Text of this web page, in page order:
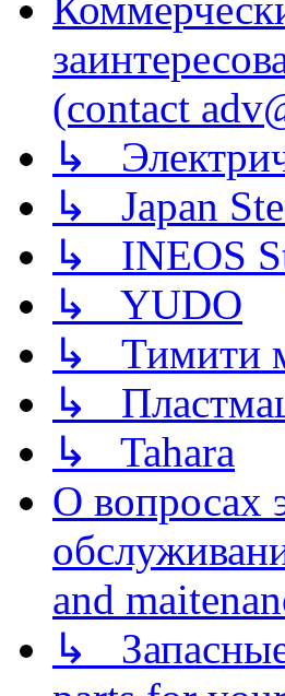
(contact
↳
↳ Japan
↳ INEOS
↳ YUDO
↳ Тимити
↳
↳ Tahara
О вопросах
and
↳ Запасные